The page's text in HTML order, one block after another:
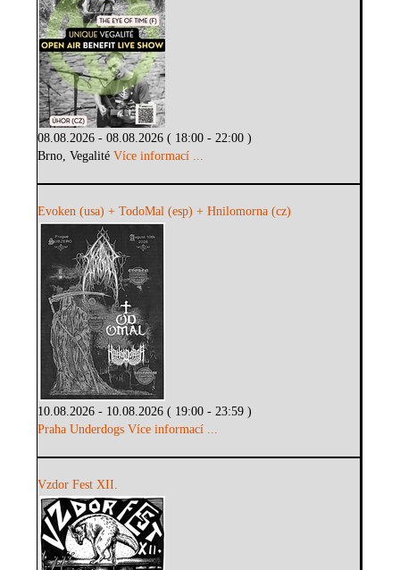
08.08.2026 - 08.08.2026 ( 18:00 - 22:00 )
Brno, VegalitéVíce informací ...
Evoken (usa) + TodoMal (esp) + Hnilomorna (cz)
10.08.2026 - 10.08.2026 ( 19:00 - 23:59 )
Praha Underdogs Více informací ...
Vzdor Fest XII.